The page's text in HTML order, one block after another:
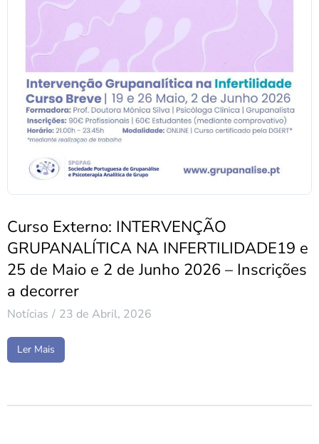
Curso Externo: INTERVENÇÃO
GRUPANALÍTICA NA INFERTILIDADE19 e
25 de Maio e 2 de Junho 2026 – Inscrições
a decorrer
Notícias 23 de Abril, 2026
Ler Mais